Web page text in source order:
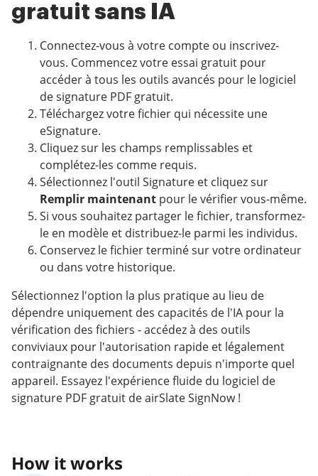
gratuit sans IA
Connectez-vous à votre compte ou inscrivez-
vous. Commencez votre essai gratuit pour
accéder à tous les outils avancés pour le logiciel
de signature PDF gratuit.
Téléchargez votre fichier qui nécessite une
eSignature.
Cliquez sur les champs remplissables et
complétez-les comme requis.
Sélectionnez l'outil Signature et cliquez sur
Remplir maintenant pour le vérifier vous-même.
Si vous souhaitez partager le fichier, transformez-
le en modèle et distribuez-le parmi les individus.
Conservez le fichier terminé sur votre ordinateur
ou dans votre historique.
Sélectionnez l'option la plus pratique au lieu de
dépendre uniquement des capacités de l'IA pour la
vérification des fichiers - accédez à des outils
conviviaux pour l'autorisation rapide et légalement
contraignante des documents depuis n'importe quel
appareil. Essayez l'expérience fluide du logiciel de
signature PDF gratuit de airSlate SignNow !
How it works